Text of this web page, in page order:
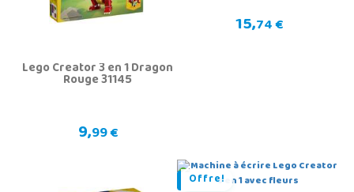
Lego Creator 3 en 1 Dragon
Rouge 31145
9,99 €
15,74 €
Offre!